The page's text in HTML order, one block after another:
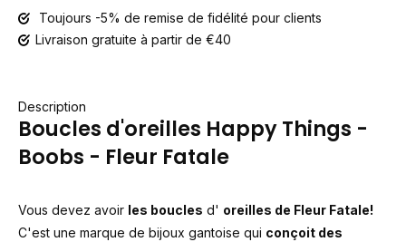
Toujours -5% de remise de fidélité pour clients
Livraison gratuite à partir de €40
Description
Boucles d'oreilles Happy Things -
Boobs - Fleur Fatale
Vous devez avoir les boucles d' oreilles de Fleur Fatale!
C'est une marque de bijoux gantoise qui conçoit des